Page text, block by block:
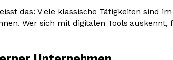
das: Viele klassische Tätigkeiten sind
Wer sich mit digitalen Tools